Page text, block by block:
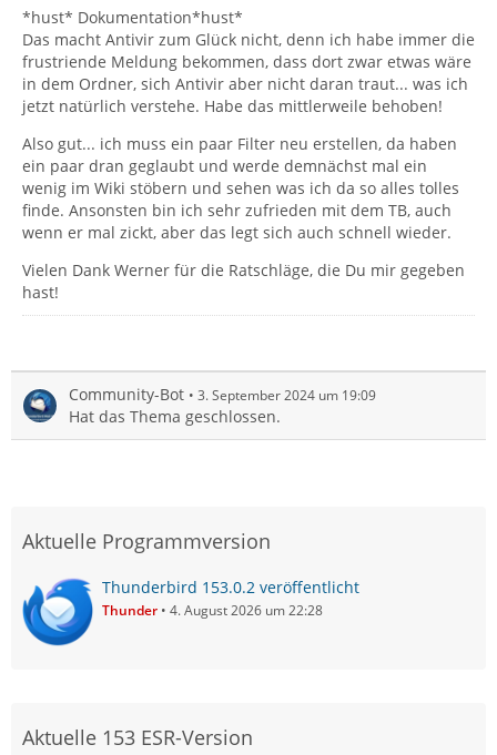
*hust* Dokumentation*hust*
Das macht Antivir zum Glück nicht, denn ich habe immer die
frustriende Meldung bekommen, dass dort zwar etwas wäre
in dem Ordner, sich Antivir aber nicht daran traut... was ich
jetzt natürlich verstehe. Habe das mittlerweile behoben!
Also gut... ich muss ein paar Filter neu erstellen, da haben
ein paar dran geglaubt und werde demnächst mal ein
wenig im Wiki stöbern und sehen was ich da so alles tolles
finde. Ansonsten bin ich sehr zufrieden mit dem TB, auch
wenn er mal zickt, aber das legt sich auch schnell wieder.
Vielen Dank Werner für die Ratschläge, die Du mir gegeben
hast!
Community-Bot 3. September 2024 um 19:09
Hat das Thema geschlossen.
Aktuelle Programmversion
Thunderbird 153.0.2 veröffentlicht
Thunder 4. August 2026 um 22:28
Aktuelle 153 ESR-Version